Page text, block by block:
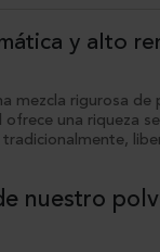
y alto
mezcla rigurosa de
una riqueza
nuestro